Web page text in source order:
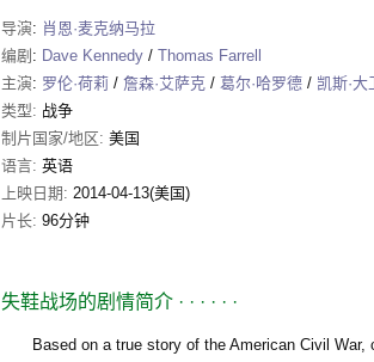
导演: 肖恩·麦克纳马拉
编剧 : Dave Kennedy / Thomas Farrell
主演: 罗伦·荷莉 / 詹森·艾萨克 / 葛尔·哈罗德 / 凯斯·大
类型: 战争
制片国家/地区: 美国
语言: 英语
上映日期: 2014-04-13(美国)
片长: 96分钟
失鞋战场的剧情简介 · · · · · ·
Based on a true story of the American Civil War,